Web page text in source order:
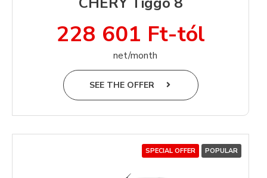
228 601 Ft-tól
net/month
SEE THE OFFER
SPECIAL OFFER POPULAR